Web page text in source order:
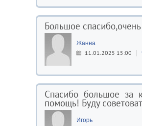
Большое
Жанна
11.01.2025 15:00
Спасибо большое за
помощь! Буду
Игорь